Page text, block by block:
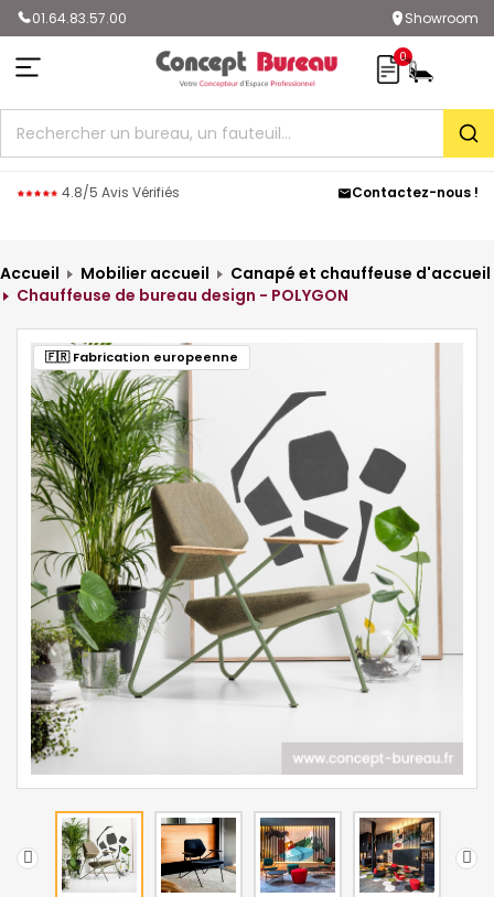
01.64.83.57.00 Showroom
0
4.8/5 Avis Vérifiés Contactez-nous !
Accueil Mobilier accueil
Canapé et chauffeuse d'accueil
Chauffeuse de bureau design - POLYGON